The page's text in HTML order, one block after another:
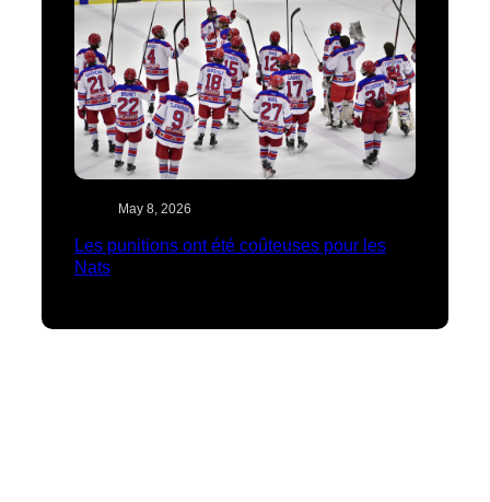
May 8, 2026
Les punitions ont été coûteuses pour les
Nats